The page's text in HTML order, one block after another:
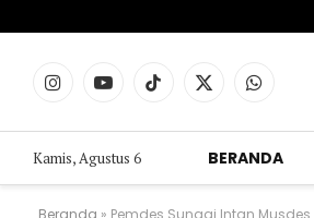
InstagramYouTubeTikTokX
Kamis, Agustus 6 BERANDA
Beranda » Pemdes Sungai Intan